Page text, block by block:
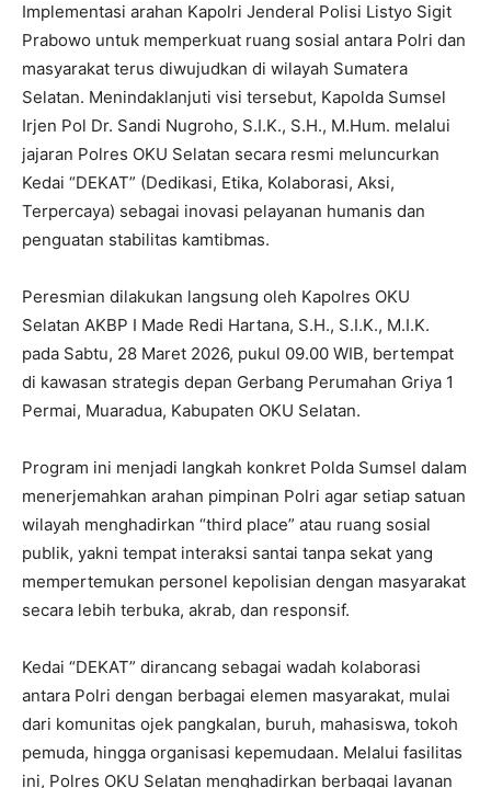
Implementasi arahan Kapolri Jenderal Polisi Listyo Sigit
Prabowo untuk memperkuat ruang sosial antara Polri dan
masyarakat terus diwujudkan di wilayah Sumatera
Selatan. Menindaklanjuti visi tersebut, Kapolda Sumsel
Irjen Pol Dr. Sandi Nugroho, S.I.K., S.H., M.Hum. melalui
jajaran Polres OKU Selatan secara resmi meluncurkan
Kedai “DEKAT” (Dedikasi, Etika, Kolaborasi, Aksi,
Terpercaya) sebagai inovasi pelayanan humanis dan
penguatan stabilitas kamtibmas.
Peresmian dilakukan langsung oleh Kapolres OKU
Selatan AKBP I Made Redi Hartana, S.H., S.I.K., M.I.K.
pada Sabtu, 28 Maret 2026, pukul 09.00 WIB, bertempat
di kawasan strategis depan Gerbang Perumahan Griya 1
Permai, Muaradua, Kabupaten OKU Selatan.
Program ini menjadi langkah konkret Polda Sumsel dalam
menerjemahkan arahan pimpinan Polri agar setiap satuan
wilayah menghadirkan “third place” atau ruang sosial
publik, yakni tempat interaksi santai tanpa sekat yang
mempertemukan personel kepolisian dengan masyarakat
secara lebih terbuka, akrab, dan responsif.
Kedai “DEKAT” dirancang sebagai wadah kolaborasi
antara Polri dengan berbagai elemen masyarakat, mulai
dari komunitas ojek pangkalan, buruh, mahasiswa, tokoh
pemuda, hingga organisasi kepemudaan. Melalui fasilitas
ini, Polres OKU Selatan menghadirkan berbagai layanan